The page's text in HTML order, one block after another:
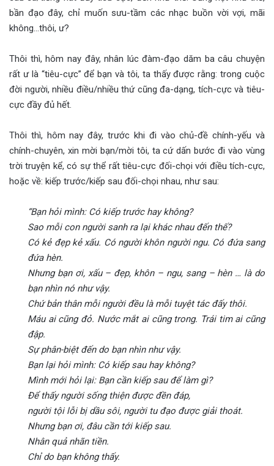
bần đạo đây, chỉ muốn sưu-tầm các nhạc buồn vời vợi, mãi
không…thôi, ư?
Thôi thì, hôm nay đây, nhân lúc đàm-đạo dăm ba câu chuyện
rất ư là “tiêu-cực” để bạn và tôi, ta thấy được rằng: trong cuộc
đời người, nhiều điều/nhiều thứ cũng đa-dạng, tích-cực và tiêu-
cực đầy đủ hết.
Thôi thì, hôm nay đây, trước khi đi vào chủ-đề chính-yếu và
chính-chuyên, xin mời bạn/mời tôi, ta cứ dấn bước đi vào vùng
trời truyện kể, có sự thể rất tiêu-cực đối-chọi với điều tích-cực,
hoặc về: kiếp trước/kiếp sau đối-chọi nhau, như sau:
“Bạn hỏi mình: Có kiếp trước hay không?
Sao mỗi con người sanh ra lại khác nhau đến thế?
Có kẻ đẹp kẻ xấu. Có người khôn người ngu. Có đứa sang
đứa hèn.
Nhưng bạn ơi, xấu – đẹp, khôn – ngu, sang – hèn … là do
bạn nhìn nó như vậy.
Chứ bản thân mỗi người đều là mỗi tuyệt tác đấy thôi.
Máu ai cũng đỏ. Nước mắt ai cũng trong. Trái tim ai cũng
đập.
Sự phân-biệt đến do bạn nhìn như vậy.
Bạn lại hỏi mình: Có kiếp sau hay không?
Mình mới hỏi lại: Bạn cần kiếp sau để làm gì?
Để thấy người sống thiện được đền đáp,
người tội lỗi bị dầu sôi, người tu đạo được giải thoát.
Nhưng bạn ơi, đâu cần tới kiếp sau.
Nhân quả nhãn tiền.
Chỉ do bạn không thấy.